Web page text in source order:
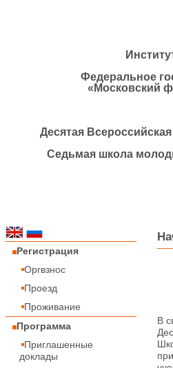
Федеральное
«Московский
Деcятая
Седьмая школа
Регистрация
Оргвзнос
Проезд
Проживание
Программа
Приглашенные
доклады
В